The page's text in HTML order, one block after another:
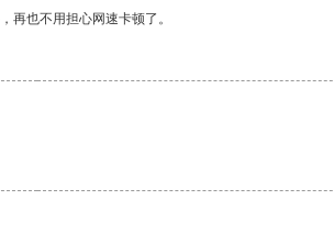
再也不用担心网速卡顿了。